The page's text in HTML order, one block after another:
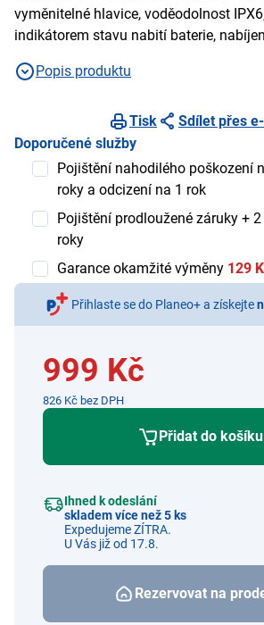
vyměnitelné hlavice, voděodolnost
indikátorem stavu nabití baterie,
Popis produktu
Tisk
Sdílet přes
Doporučené služby
Pojištění nahodilého poškození
roky a odcizení na 1 rok
Pojištění prodloužené záruky + 2
roky
Garance okamžité výměny 129
Přihlaste se do Planeo+ a získejte
999 Kč
826 Kč bez DPH
Přidat do košíku
Ihned k odeslání
skladem více než 5 ks
Expedujeme ZÍTRA.
U Vás již od 17.8.
Rezervovat na